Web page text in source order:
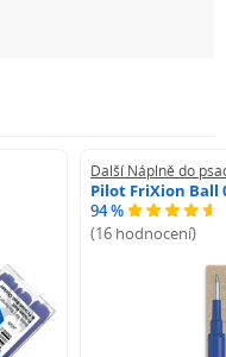
Další Náplně do
Pilot FriXion Ball
94 %
(16 hodnocení)